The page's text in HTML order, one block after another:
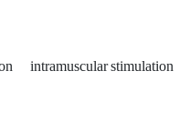
intramuscular stimulation